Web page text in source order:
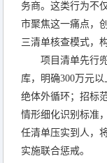
务商。这类行为不
市聚焦这一痛点，
三清单核查模式，
项目清单先行
库，明确300万元
绝体外循环；招标
情形细化识别标准
任清单压实到人，
实施联合惩戒。